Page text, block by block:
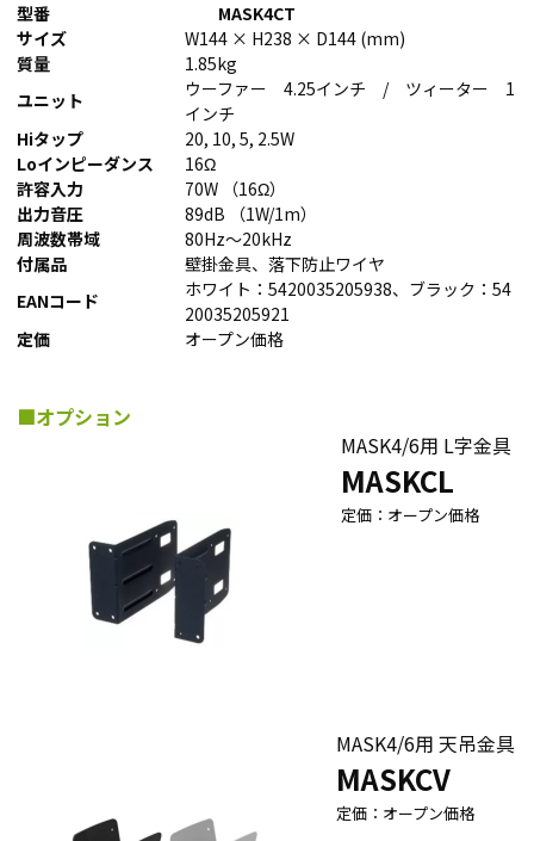
型番
MASK4CT
サイズ
W144 × H238 × D144 (mm)
質量
1.85kg
ユニット
ウーファー 4.25インチ / ツィーター 1
インチ
Hiタップ
20, 10, 5, 2.5W
Loインピーダンス
16Ω
許容入力
70W （16Ω）
出力音圧
89dB （1W/1m）
周波数帯域
80Hz～20kHz
付属品
壁掛金具、落下防止ワイヤ
EANコード
ホワイト：5420035205938、ブラック：54
20035205921
定価
オープン価格
■オプション
MASK4/6用 L字金具
MASKCL
定価：オープン価格
MASK4/6用 天吊金具
MASKCV
定価：オープン価格